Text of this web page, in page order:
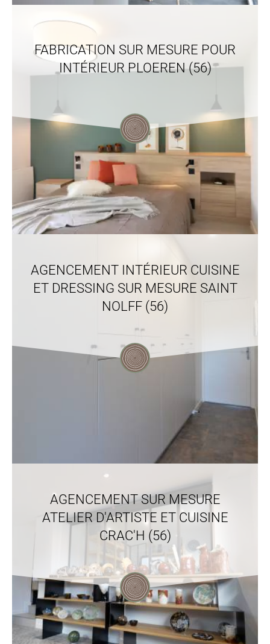
FABRICATION SUR MESURE POUR
INTÉRIEUR PLOEREN (56)
AGENCEMENT INTÉRIEUR CUISINE
ET DRESSING SUR MESURE SAINT
NOLFF (56)
AGENCEMENT SUR MESURE
ATELIER D'ARTISTE ET CUISINE
CRAC'H (56)